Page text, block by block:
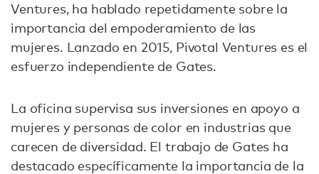
Ventures, ha hablado repetidamente sobre la
importancia del empoderamiento de las
mujeres. Lanzado en 2015, Pivotal Ventures es el
esfuerzo independiente de Gates.
La oficina supervisa sus inversiones en apoyo a
mujeres y personas de color en industrias que
carecen de diversidad. El trabajo de Gates ha
destacado específicamente la importancia de la